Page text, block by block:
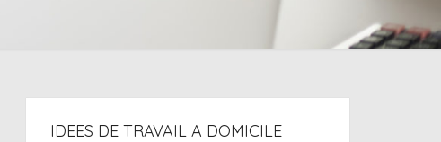
IDEES DE TRAVAIL A DOMICILE